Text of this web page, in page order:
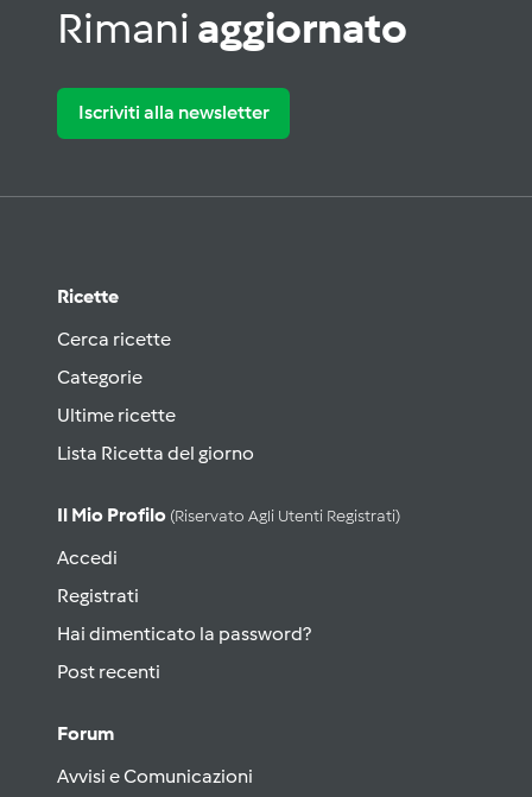
Rimani aggiornato
Iscriviti alla newsletter
Ricette
Cerca ricette
Categorie
Ultime ricette
Lista Ricetta del giorno
Il Mio Profilo (riservato Agli Utenti Registrati)
Accedi
Registrati
Hai dimenticato la password?
Post recenti
Forum
Avvisi e Comunicazioni